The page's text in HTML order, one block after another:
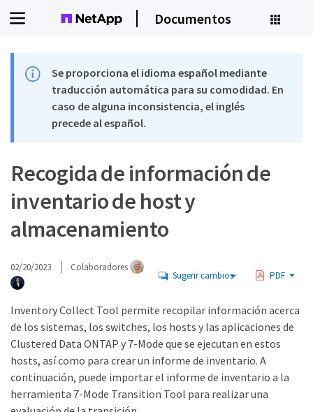
Documentos
Se proporciona el idioma español mediante
traducción automática para su comodidad. En
caso de alguna inconsistencia, el inglés
precede al español.
Recogida de información de
inventario de host y
almacenamiento
02/20/2023 Colaboradores
Sugerir cambios PDF
Inventory Collect Tool permite recopilar información acerca
de los sistemas, los switches, los hosts y las aplicaciones de
Clustered Data ONTAP y 7-Mode que se ejecutan en estos
hosts, así como para crear un informe de inventario. A
continuación, puede importar el informe de inventario a la
herramienta 7-Mode Transition Tool para realizar una